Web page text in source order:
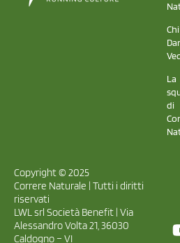
La
di
Copyright © 2025
Correre Naturale | Tutti i diritti
riservati
LWL srl Società Benefit | Via
Alessandro Volta 21, 36030
Caldogno – VI